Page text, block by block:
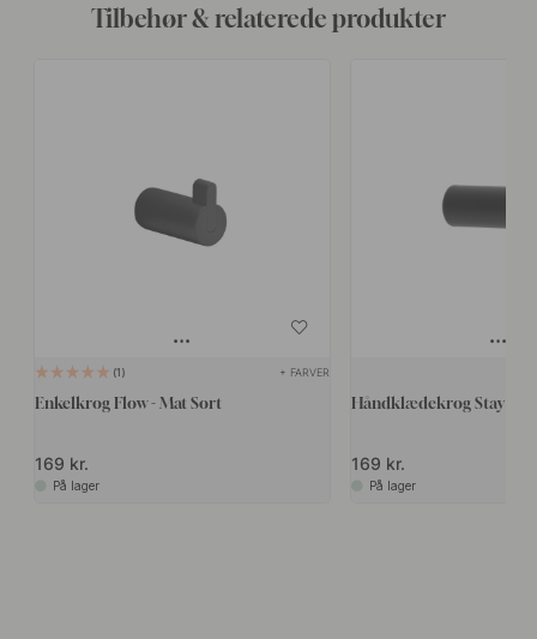
Tilbehør & relaterede produkter
1 + FARVER
Enkelkrog Flow - Mat Sort
169 kr.
På lager
Håndklædekrog Stay -
169 kr.
På lager